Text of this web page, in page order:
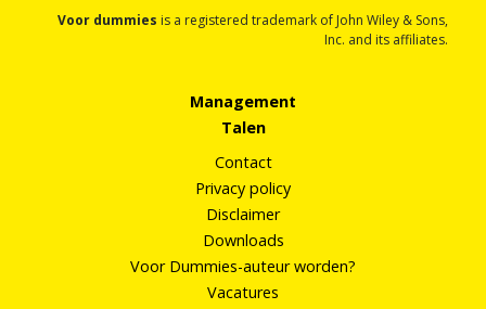
Voor dummies is a registered trademark of John Wiley & Sons,
Inc. and its affiliates.
Management
Talen
Contact
Privacy policy
Disclaimer
Downloads
Voor Dummies-auteur worden?
Vacatures